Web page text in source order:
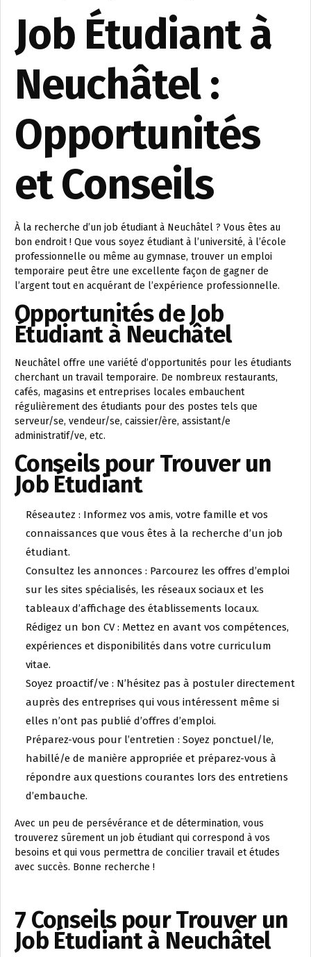
Job Étudiant à
Neuchâtel :
Opportunités
et Conseils
À la recherche d’un job étudiant à Neuchâtel ? Vous êtes au
bon endroit ! Que vous soyez étudiant à l’université, à l’école
professionnelle ou même au gymnase, trouver un emploi
temporaire peut être une excellente façon de gagner de
l’argent tout en acquérant de l’expérience professionnelle.
Opportunités de Job
Étudiant à Neuchâtel
Neuchâtel offre une variété d’opportunités pour les étudiants
cherchant un travail temporaire. De nombreux restaurants,
cafés, magasins et entreprises locales embauchent
régulièrement des étudiants pour des postes tels que
serveur/se, vendeur/se, caissier/ère, assistant/e
administratif/ve, etc.
Conseils pour Trouver un
Job Étudiant
Réseautez : Informez vos amis, votre famille et vos
connaissances que vous êtes à la recherche d’un job
étudiant.
Consultez les annonces : Parcourez les offres d’emploi
sur les sites spécialisés, les réseaux sociaux et les
tableaux d’affichage des établissements locaux.
Rédigez un bon CV : Mettez en avant vos compétences,
expériences et disponibilités dans votre curriculum
vitae.
Soyez proactif/ve : N’hésitez pas à postuler directement
auprès des entreprises qui vous intéressent même si
elles n’ont pas publié d’offres d’emploi.
Préparez-vous pour l’entretien : Soyez ponctuel/le,
habillé/e de manière appropriée et préparez-vous à
répondre aux questions courantes lors des entretiens
d’embauche.
Avec un peu de persévérance et de détermination, vous
trouverez sûrement un job étudiant qui correspond à vos
besoins et qui vous permettra de concilier travail et études
avec succès. Bonne recherche !
7 Conseils pour Trouver un
Job Étudiant à Neuchâtel